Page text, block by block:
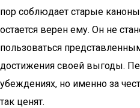
пор соблюдает старые
остается верен ему. Он не
пользоваться
достижения своей выгоды.
убеждениях, но именно за
так ценят.